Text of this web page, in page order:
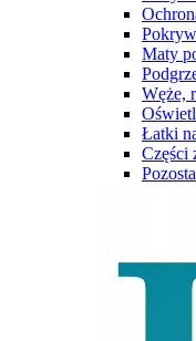
Maty
Węże,
Łatki
Części